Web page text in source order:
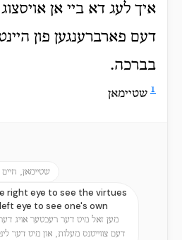
איך לעג דא ביי אן אויסצוג
דעם פארברענגען פון
בברכה.
1 שטיימאן
שטיימאן, חיים
right eye to see the virtues
eye to see one's own
מען זאל מיט דער רעכטער אויג
דעם צווייטנס מעלות, און מיט דער